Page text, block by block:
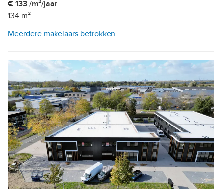
€ 133 /m²/jaar
134 m²
Meerdere makelaars betrokken